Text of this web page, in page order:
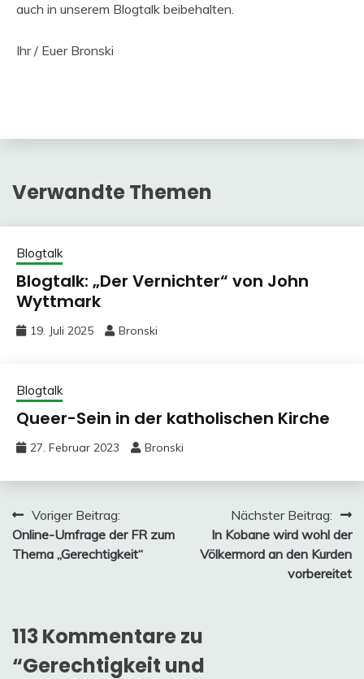
auch in unserem Blogtalk beibehalten.
Ihr / Euer Bronski
Verwandte Themen
Blogtalk
Blogtalk: „Der Vernichter“ von John
Wyttmark
19. Juli 2025 Bronski
Blogtalk
Queer-Sein in der katholischen Kirche
27. Februar 2023 Bronski
Beitragsnavigation
Voriger Beitrag:
Online-Umfrage der FR zum
Thema „Gerechtigkeit“
Nächster Beitrag:
In Kobane wird wohl der
Völkermord an den Kurden
vorbereitet
113 Kommentare zu
“Gerechtigkeit und